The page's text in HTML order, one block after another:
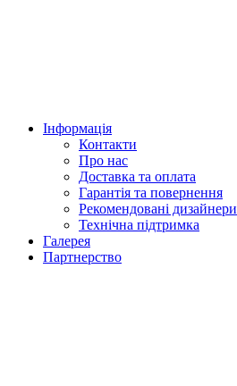
Інформація
Контакти
Про нас
Доставка та оплата
Гарантія та повернення
Рекомендовані дизайнери
Технічна підтримка
Галерея
Партнерство